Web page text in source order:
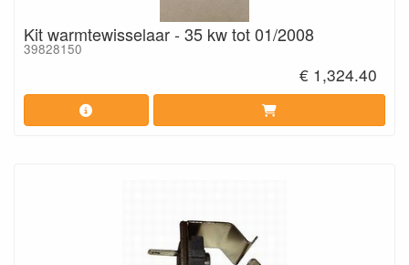
Kit warmtewisselaar - 35 kw tot 01/2008
39828150
€ 1,324.40